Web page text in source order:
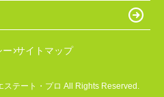
ー サイトマップ
テート・プロ All Rights Reserved.